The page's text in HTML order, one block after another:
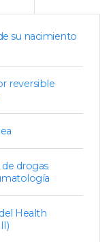
su nacimiento
reversible
drogas
Health